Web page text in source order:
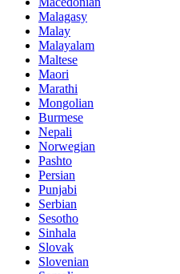
Malagasy
Malay
Malayalam
Maltese
Maori
Marathi
Mongolian
Burmese
Nepali
Norwegian
Pashto
Persian
Punjabi
Serbian
Sesotho
Sinhala
Slovak
Slovenian